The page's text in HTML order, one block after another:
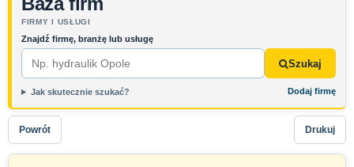
FIRMY I USŁUGI
Znajdź firmę, branżę lub usługę
Szukaj
Jak skutecznie szukać? Dodaj firmę
Powrót Drukuj